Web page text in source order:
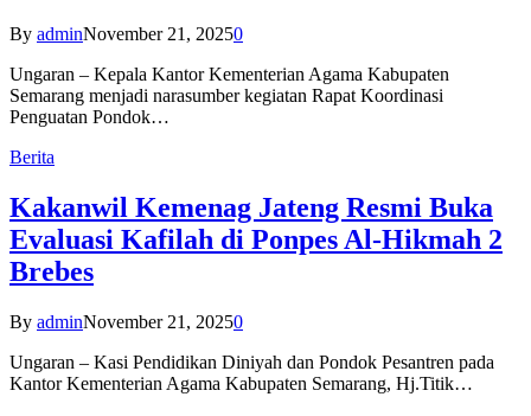
By adminNovember 21, 20250
Ungaran – Kepala Kantor Kementerian Agama Kabupaten
Semarang menjadi narasumber kegiatan Rapat Koordinasi
Penguatan Pondok…
Berita
Kakanwil Kemenag Jateng Resmi Buka
Evaluasi Kafilah di Ponpes Al-Hikmah 2
Brebes
By adminNovember 21, 20250
Ungaran – Kasi Pendidikan Diniyah dan Pondok Pesantren pada
Kantor Kementerian Agama Kabupaten Semarang, Hj.Titik…